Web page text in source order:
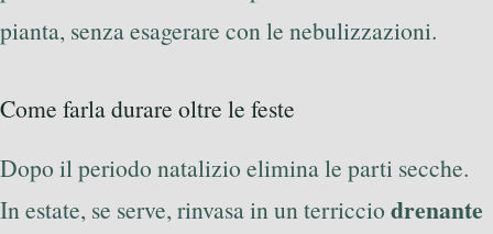
pianta, senza esagerare con le nebulizzazioni.
Come farla durare oltre le feste
Dopo il periodo natalizio elimina le parti secche.
In estate, se serve, rinvasa in un terriccio drenante